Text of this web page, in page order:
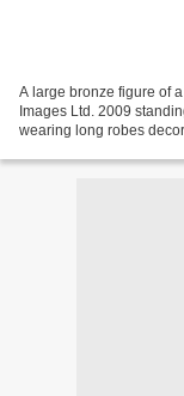
A large bronze figure of
Images Ltd. 2009
wearing long robes